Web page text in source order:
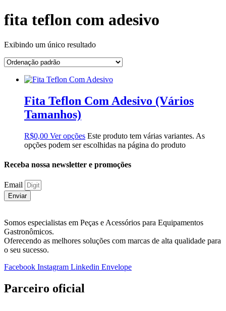
fita teflon com adesivo
Exibindo um único resultado
Fita Teflon Com Adesivo (Vários
Tamanhos)
R$0,00 Ver opções Este produto tem várias variantes. As
opções podem ser escolhidas na página do produto
Receba nossa newsletter e promoções
Email
Enviar
Somos especialistas em Peças e Acessórios para Equipamentos
Gastronômicos.
Oferecendo as melhores soluções com marcas de alta qualidade para
o seu sucesso.
Facebook Instagram Linkedin Envelope
Parceiro oficial